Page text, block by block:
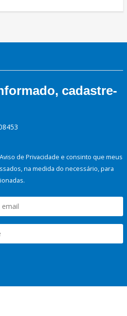
cadastre-
de Privacidade e consinto que meus
na medida do necessário, para